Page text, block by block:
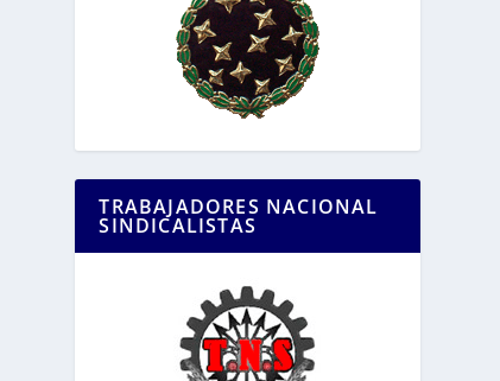
TRABAJADORES NACIONAL
SINDICALISTAS